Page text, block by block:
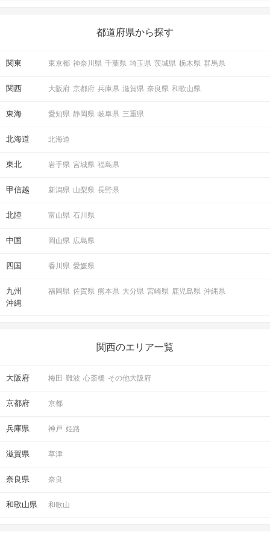
の楽しいことアイデアを集めました♪ いままさに楽しいことを探し
都道府県から探す
関東 東京都 神奈川県 千葉県 埼玉県 茨城県 栃木県 群馬県
関西 大阪府 京都府 兵庫県 滋賀県 奈良県 和歌山県
東海 愛知県 静岡県 岐阜県 三重県
北海道 北海道
東北 岩手県 宮城県 福島県
甲信越 新潟県 山梨県 長野県
北陸 富山県 石川県
中国 岡山県 広島県
四国 香川県 愛媛県
九州
沖縄
福岡県 佐賀県 熊本県 大分県 宮崎県 鹿児島県 沖縄県
関西のエリア一覧
大阪府 梅田 難波 心斎橋 その他大阪府
京都府 京都
兵庫県 神戸 姫路
滋賀県 草津
奈良県 奈良
和歌山県 和歌山